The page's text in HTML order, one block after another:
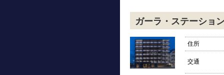
ガーラ・ステーショ
住所
交通